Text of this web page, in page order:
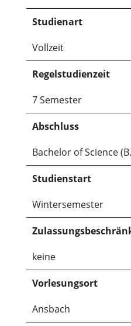
Studienart
Vollzeit
Regelstudienzeit
7 Semester
Abschluss
Bachelor of Science
Studienstart
Wintersemester
keine
Vorlesungsort
Ansbach